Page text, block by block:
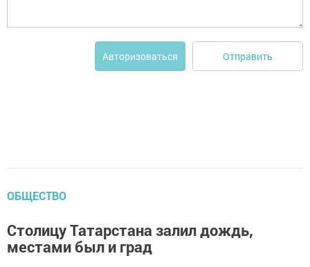
Авторизоваться Отправить
ОБЩЕСТВО
Столицу Татарстана залил дождь,
местами был и град